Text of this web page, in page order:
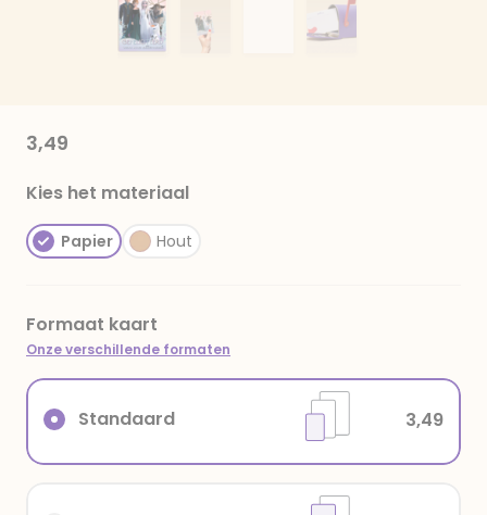
3,49
Kies het materiaal
Papier Hout
Formaat kaart
Onze verschillende formaten
Standaard 3,49